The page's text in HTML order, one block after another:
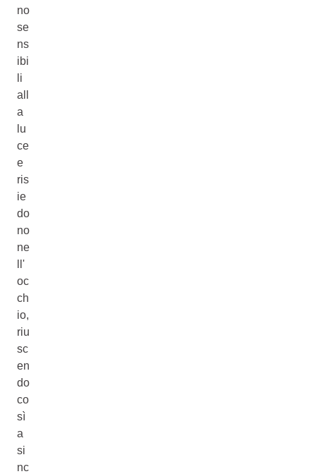
no
se
ns
ibi
li
all
a
lu
ce
e
ris
ie
do
no
ne
ll'
oc
ch
io,
riu
sc
en
do
co
sì
a
si
nc